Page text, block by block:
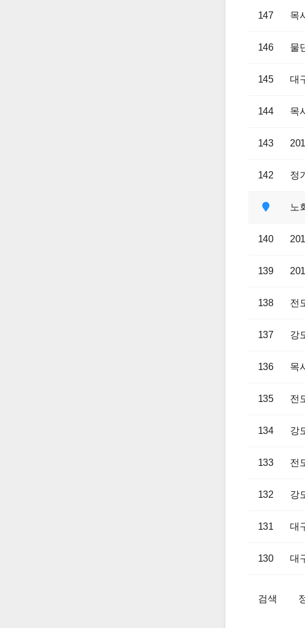
147 목
146 물
145 대
144 목
143
142 정
노
140
139
138 전
137 강
136 목
135 전
134 강
133 전
132 강
131 대
130 대
검색